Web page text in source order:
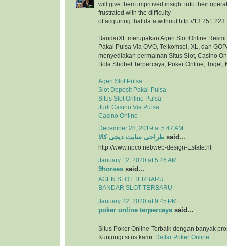
will give them improved insight into their
frustrated with the difficulty
of acquiring that data without http://
BandarXL merupakan Agen Slot Online
Pakai Pulsa Via OVO, Telkomsel, XL, dan
menyediakan permainan Situs Slot, Casino
Bola Sbobet Terpercaya, Poker Online, Togel,
Agen Slot Pulsa
Slot Deposit Pakai Pulsa
Situs Slot Online Pulsa
Judi Casino Via Pulsa
Casino Online
December 28, 2019 at 5:47 AM
طراحی سایت دیجی کالا said...
http://www.npco.net/web-design-Estate.ht
January 12, 2020 at 5:46 AM
9horses said...
AGEN SLOT TERBARU
BANDAR SLOT TERBARU
January 22, 2020 at 9:45 PM
poker online terpercaya said...
Situs Poker Online Terbaik dengan banyak
Kunjungi situs kami: Daftar Poker Online